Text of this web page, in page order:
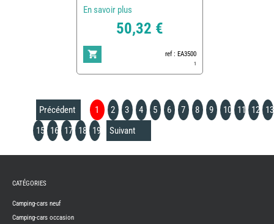
En savoir plus
50,32 €
ref : EA3500
1
Précédent 1 2 3 4 5 6 7 8 9 10 11 12
13
15
16 17 18 19 Suivant
CAMPING-
NEUFS
CAMPING-
CATÉGORIES
Camping-cars neuf
Camping-cars occasion